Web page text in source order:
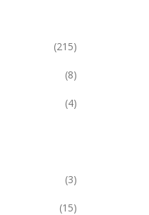
(215)
(8)
(4)
(3)
(15)